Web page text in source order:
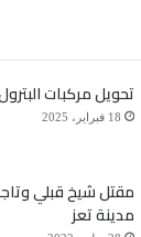
تحويل مركبات
18 فبراير، 2025
مقتل شيخ قبلي
مدينة تعز